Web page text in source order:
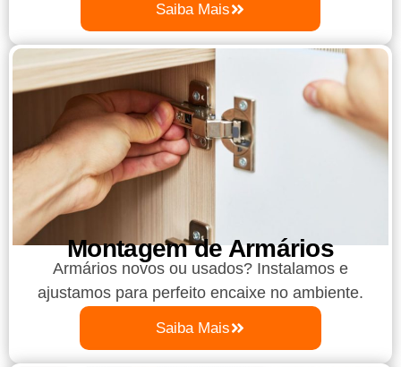
Saiba Mais
Montagem de Armários
Armários novos ou usados? Instalamos e
ajustamos para perfeito encaixe no ambiente.
Saiba Mais